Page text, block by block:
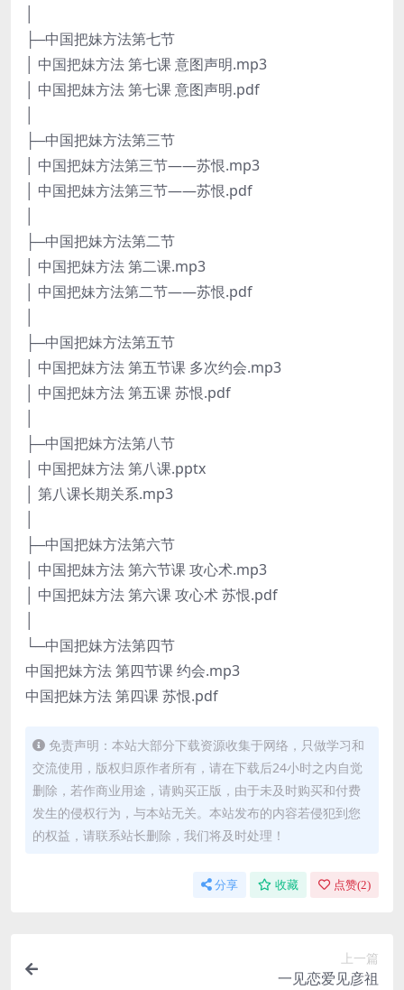
├─中国把妹方法第七节
│ 中国把妹方法 第七课 意图声明.mp3
│ 中国把妹方法 第七课 意图声明.pdf
├─中国把妹方法第三节
│ 中国把妹方法第三节——苏恨.mp3
│ 中国把妹方法第三节——苏恨.pdf
├─中国把妹方法第二节
│ 中国把妹方法 第二课.mp3
│ 中国把妹方法第二节——苏恨.pdf
├─中国把妹方法第五节
│ 中国把妹方法 第五节课 多次约会.mp3
│ 中国把妹方法 第五课 苏恨.pdf
├─中国把妹方法第八节
│ 中国把妹方法 第八课.pptx
│ 第八课长期关系.mp3
├─中国把妹方法第六节
│ 中国把妹方法 第六节课 攻心术.mp3
│ 中国把妹方法 第六课 攻心术 苏恨.pdf
└─中国把妹方法第四节
中国把妹方法 第四节课 约会.mp3
中国把妹方法 第四课 苏恨.pdf
免责声明：本站大部分下载资源收集于网络，只做学习和
交流使用，版权归原作者所有，请在下载后24小时之内自觉
删除，若作商业用途，请购买正版，由于未及时购买和付费
发生的侵权行为，与本站无关。本站发布的内容若侵犯到您
的权益，请联系站长删除，我们将及时处理！
分享 收藏 点赞(2)
上一篇
一见恋爱见彦祖